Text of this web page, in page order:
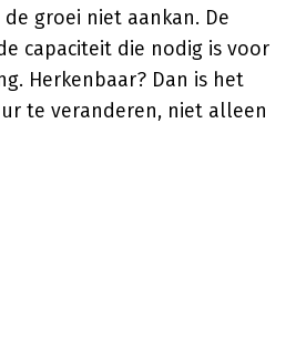
groei niet aankan. De
capaciteit die nodig is voor
Herkenbaar? Dan is het
te veranderen, niet alleen